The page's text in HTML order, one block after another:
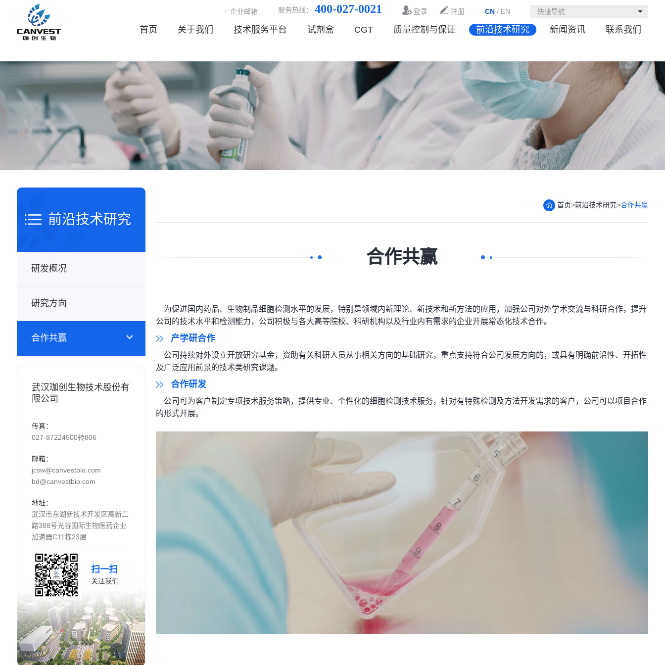
企业邮箱 服务热线： 400-027-0021 登录 注册 CN / EN 快速导航
首页 关于我们 技术服务平台 试剂盒 CGT 质量控制与保证 前沿技术研究 新闻资讯 联系我们
前沿技术研究
研发概况
研究方向
合作共赢
武汉珈创生物技术股份有
限公司
传真：
027-87224500转806
邮箱：
jcsw@canvestbio.com
bd@canvestbio.com
地址：
武汉市东湖新技术开发区高新二
路388号光谷国际生物医药企业
加速器C11栋23层
扫一扫
关注我们
首页>前沿技术研究>合作共赢
合作共赢
为促进国内药品、生物制品细胞检测水平的发展，特别是领域内新理论、新技术和新方法的应用，加强公司对外学术交流与科研合作，提升
公司的技术水平和检测能力，公司积极与各大高等院校、科研机构以及行业内有需求的企业开展常态化技术合作。
产学研合作
公司持续对外设立开放研究基金，资助有关科研人员从事相关方向的基础研究，重点支持符合公司发展方向的，或具有明确前沿性、开拓性
及广泛应用前景的技术类研究课题。
合作研发
公司可为客户制定专项技术服务策略，提供专业、个性化的细胞检测技术服务，针对有特殊检测及方法开发需求的客户，公司可以项目合作
的形式开展。